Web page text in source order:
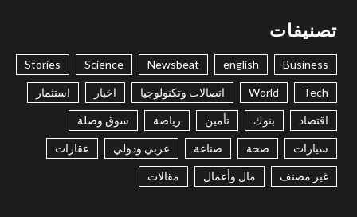
تصنيفات
Business
english
Newsbeat
Science
Stories
Tech
World اتصالات وتكنولوجيا اخبار استثمار
اقتصاد بنوك تأمين رياضة سوق وصلة
سيارات صحة صناعة عربي ودولي عقارات
غير مصنف مال وأعمال مقالات